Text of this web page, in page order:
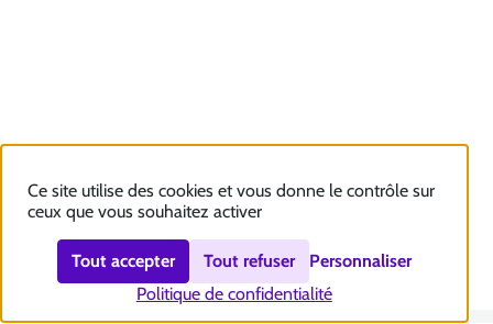
Ce site utilise des cookies et vous donne le contrôle sur
ceux que vous souhaitez activer
Tout accepter Tout refuser
Personnaliser
Politique de confidentialité